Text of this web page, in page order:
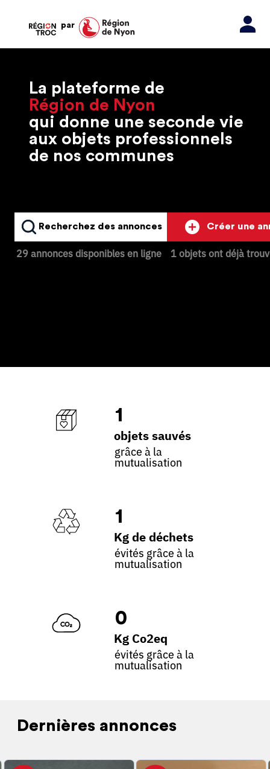
par
La plateforme de
Région de Nyon
qui donne une seconde vie
aux objets professionnels
de nos communes
Recherchez des annonces
29 annonces disponibles en ligne
Créer une
1 objets ont déjà
1
objets sauvés
grâce à la
mutualisation
1
Kg de déchets
évités grâce à la
mutualisation
0
Kg Co2eq
évités grâce à la
mutualisation
Dernières annonces